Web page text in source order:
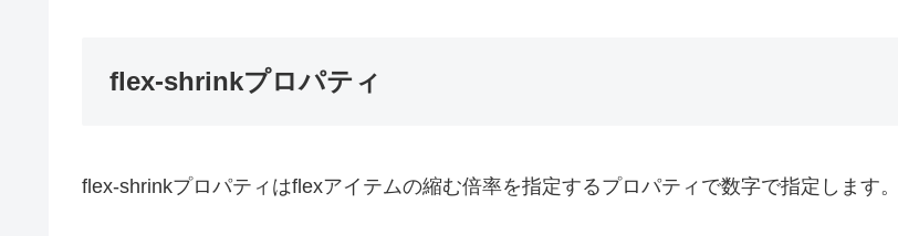
flex-shrinkプロパティ
flex-shrinkプロパティはflexアイテムの縮む倍率を指定するプロパティで数字で指定します。